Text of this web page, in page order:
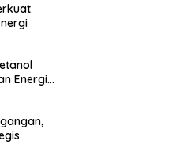
Energi